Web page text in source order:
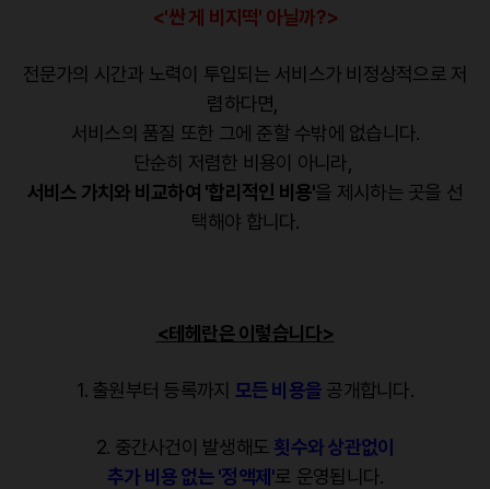
<'싼 게 비지떡' 아닐까?>
전문가의 시간과 노력이 투입되는 서비스가 비정상적으로 저
렴하다면,
서비스의 품질 또한 그에 준할 수밖에 없습니다.
단순히 저렴한 비용이 아니라,
서비스 가치와 비교하여 '합리적인 비용'을 제시하는 곳을 선
택해야 합니다.
<테헤란은 이렇습니다>
1. 출원부터 등록까지 모든 비용을 공개합니다.
2. 중간사건이 발생해도 횟수와 상관없이
추가 비용 없는 '정액제'로 운영됩니다.